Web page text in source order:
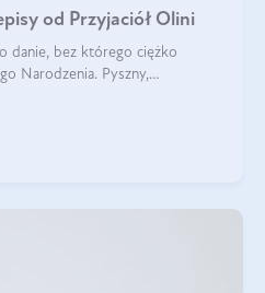
od Przyjaciół Olini
danie, bez którego ciężko
Narodzenia. Pyszny,